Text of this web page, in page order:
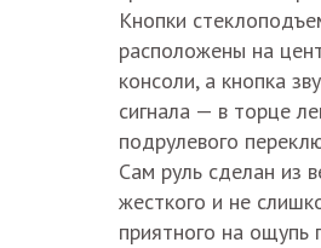
Кнопки
расположены на
консоли, а кнопка
сигнала — в торце
подрулевого
Сам руль сделан из
жесткого и не
приятного на ощупь